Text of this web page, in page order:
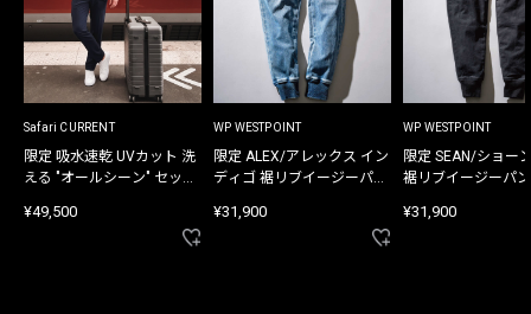
Safari CURRENT
限定 吸水速乾 UVカット 洗
える "オールシーン" セット
¥49,500
WP WESTPOINT
限定 ALEX/アレックス イン
ディゴ 裾リブイージーパン
¥31,900
WP WESTPOINT
限定 SEAN/ショー
裾リブイージーパ
¥31,900